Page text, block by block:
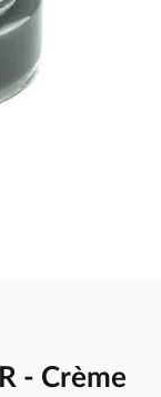
- Crème